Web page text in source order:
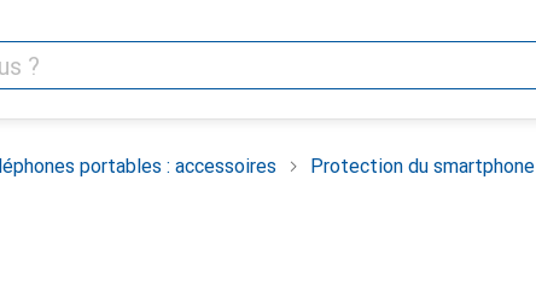
portables : accessoires Protection du smartphone